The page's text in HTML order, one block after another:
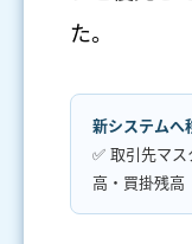
た。
新システムへ
✅ 取引先マ
高・買掛残